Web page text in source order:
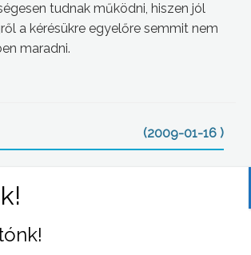
tudnak működni, hiszen jól
a kérésükre egyelőre semmit nem
maradni.
(2009-01-16 )